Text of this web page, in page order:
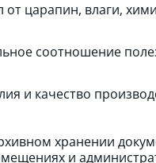
царапин, влаги,
соотношение
и качество
хранении
и